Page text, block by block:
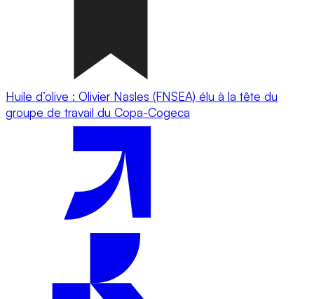
Huile d’olive : Olivier Nasles (FNSEA) élu à la tête du
groupe de travail du Copa-Cogeca